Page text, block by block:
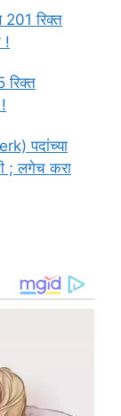
201 रिक्त
!
पदांच्या
; लगेच करा